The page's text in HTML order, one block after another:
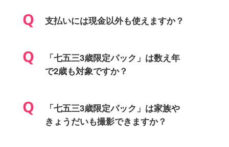
支払いには現金以外も使えますか？
「七五三3歳限定パック」は数え年
で2歳も対象ですか？
「七五三3歳限定パック」は家族や
きょうだいも撮影できますか？